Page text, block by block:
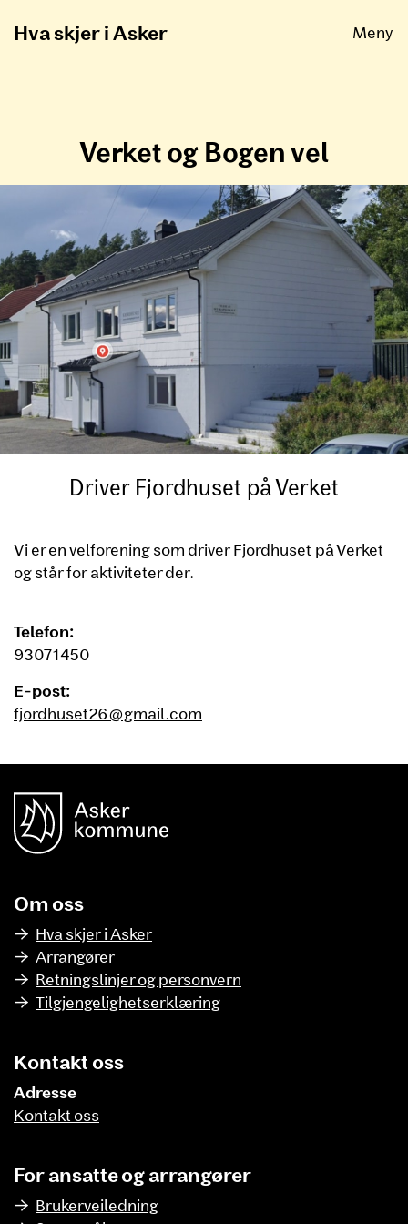
Hva skjer i Asker Meny
Verket og Bogen vel
Driver Fjordhuset på Verket
Vi er en velforening som driver Fjordhuset på Verket
og står for aktiviteter der.
Telefon:
93071450
E-post:
fjordhuset26@gmail.com
Om oss
Hva skjer i Asker
Arrangører
Retningslinjer og personvern
Tilgjengelighetserklæring
Kontakt oss
Adresse
Kontakt oss
For ansatte og arrangører
Brukerveiledning